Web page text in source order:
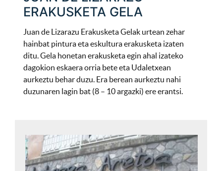
ERAKUSKETA GELA
Juan de Lizarazu Erakusketa Gelak urtean zehar
hainbat pintura eta eskultura erakusketa izaten
ditu. Gela honetan erakusketa egin ahal izateko
dagokion eskaera orria bete eta Udaletxean
aurkeztu behar duzu. Era berean aurkeztu nahi
duzunaren lagin bat (8 – 10 argazki) ere erantsi.